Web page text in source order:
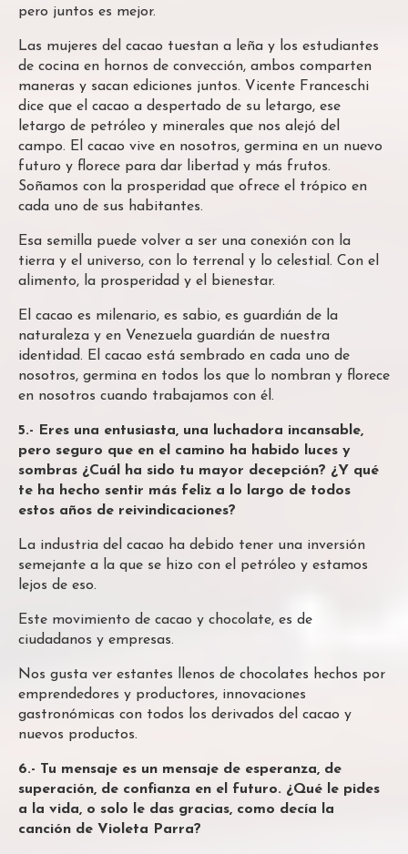
pero juntos es mejor.
Las mujeres del cacao tuestan a leña y los estudiantes
de cocina en hornos de convección, ambos comparten
maneras y sacan ediciones juntos. Vicente Franceschi
dice que el cacao a despertado de su letargo, ese
letargo de petróleo y minerales que nos alejó del
campo. El cacao vive en nosotros, germina en un nuevo
futuro y florece para dar libertad y más frutos.
Soñamos con la prosperidad que ofrece el trópico en
cada uno de sus habitantes.
Esa semilla puede volver a ser una conexión con la
tierra y el universo, con lo terrenal y lo celestial. Con el
alimento, la prosperidad y el bienestar.
El cacao es milenario, es sabio, es guardián de la
naturaleza y en Venezuela guardián de nuestra
identidad. El cacao está sembrado en cada uno de
nosotros, germina en todos los que lo nombran y florece
en nosotros cuando trabajamos con él.
5.- Eres una entusiasta, una luchadora incansable,
pero seguro que en el camino ha habido luces y
sombras ¿Cuál ha sido tu mayor decepción? ¿Y qué
te ha hecho sentir más feliz a lo largo de todos
estos años de reivindicaciones?
La industria del cacao ha debido tener una inversión
semejante a la que se hizo con el petróleo y estamos
lejos de eso.
Este movimiento de cacao y chocolate, es de
ciudadanos y empresas.
Nos gusta ver estantes llenos de chocolates hechos por
emprendedores y productores, innovaciones
gastronómicas con todos los derivados del cacao y
nuevos productos.
6.- Tu mensaje es un mensaje de esperanza, de
superación, de confianza en el futuro. ¿Qué le pides
a la vida, o solo le das gracias, como decía la
canción de Violeta Parra?